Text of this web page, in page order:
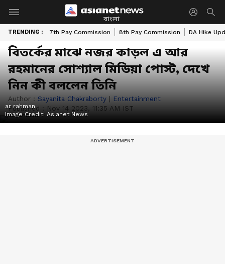
বাংলা
TRENDING : 7th Pay Commission 8th Pay Commission DA Hike
বিতর্কের মাঝে নজর কাড়ল এ আর
রহমানের সোশ্যাল মিডিয়া পোস্ট, দেখে
নিন কী বললেন তিনি
Author : Sayanita Chakraborty | Entertainment
Published : Nov 14 2023, 11:35 AM IST
ar rahman
Image Credit: Asianet News